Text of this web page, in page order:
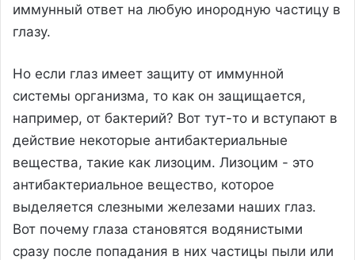
иммунный ответ на любую инородную частицу в
глазу.
Но если глаз имеет защиту от иммунной
системы организма, то как он защищается,
например, от бактерий? Вот тут-то и вступают в
действие некоторые антибактериальные
вещества, такие как лизоцим. Лизоцим - это
антибактериальное вещество, которое
выделяется слезными железами наших глаз.
Вот почему глаза становятся водянистыми
сразу после попадания в них частицы пыли или